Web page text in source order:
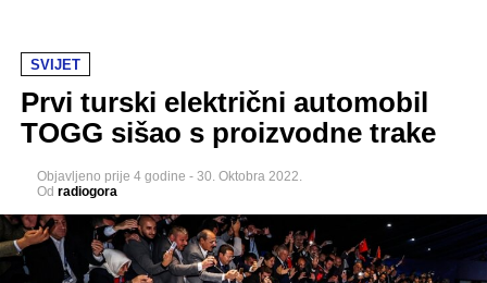
SVIJET
Prvi turski električni automobil
TOGG sišao s proizvodne trake
Objavljeno prije 4 godine - 30. Oktobra 2022.
Od radiogora